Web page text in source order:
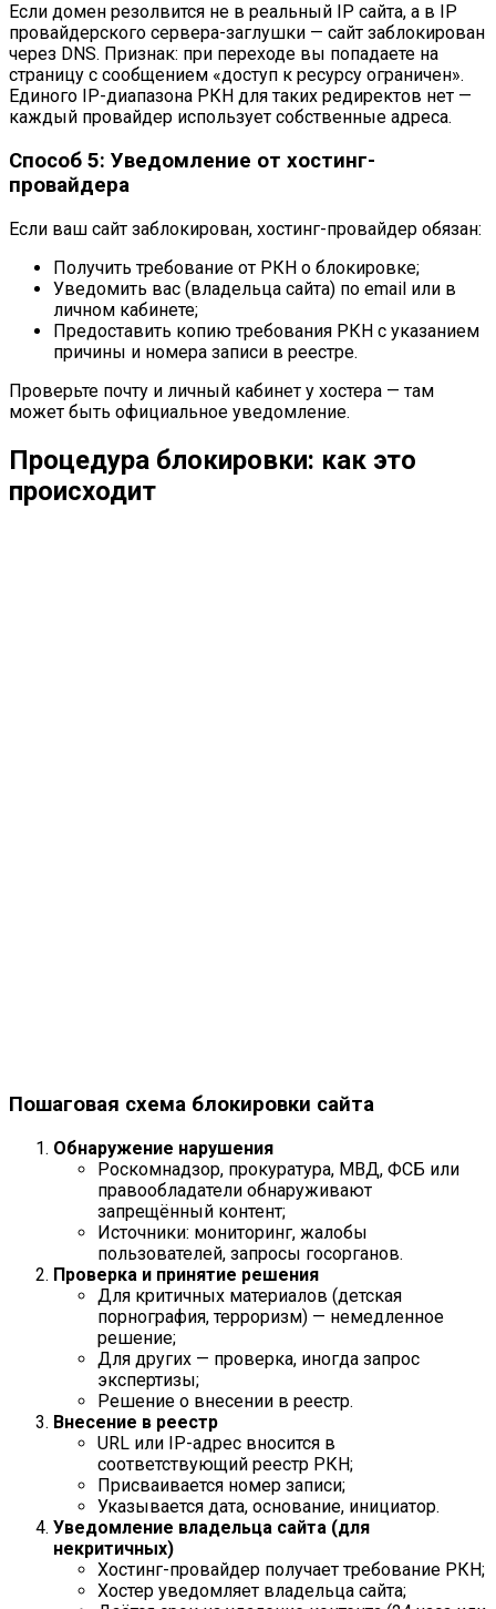
Если домен резолвится не в реальный IP сайта, а в IP
провайдерского сервера-заглушки — сайт заблокирован
через DNS. Признак: при переходе вы попадаете на
страницу с сообщением «доступ к ресурсу ограничен».
Единого IP-диапазона РКН для таких редиректов нет —
каждый провайдер использует собственные адреса.
Способ 5: Уведомление от хостинг-
провайдера
Если ваш сайт заблокирован, хостинг-провайдер обязан:
Получить требование от РКН о блокировке;
Уведомить вас (владельца сайта) по email или в
личном кабинете;
Предоставить копию требования РКН с указанием
причины и номера записи в реестре.
Проверьте почту и личный кабинет у хостера — там
может быть официальное уведомление.
Процедура блокировки: как это
происходит
Пошаговая схема блокировки сайта
Обнаружение нарушения
Роскомнадзор, прокуратура, МВД, ФСБ или
правообладатели обнаруживают
запрещённый контент;
Источники: мониторинг, жалобы
пользователей, запросы госорганов.
Проверка и принятие решения
Для критичных материалов (детская
порнография, терроризм) — немедленное
решение;
Для других — проверка, иногда запрос
экспертизы;
Решение о внесении в реестр.
Внесение в реестр
URL или IP-адрес вносится в
соответствующий реестр РКН;
Присваивается номер записи;
Указывается дата, основание, инициатор.
Уведомление владельца сайта (для
некритичных)
Хостинг-провайдер получает требование РКН;
Хостер уведомляет владельца сайта;